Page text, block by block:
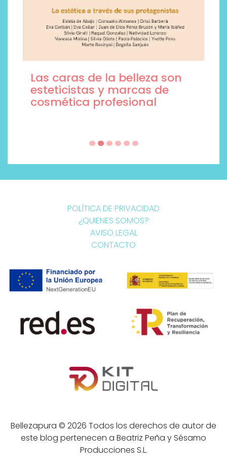
Las caras de la belleza son
esteticistas y marcas de
cosmética profesional
POLÍTICA DE PRIVACIDAD
¿QUIENES SOMOS?
AVISO LEGAL
CONTACTO
Bellezapura © 2026 Todos los derechos de autor de
este blog pertenecen a Beatriz Peña y Sésamo
Producciones S.L.